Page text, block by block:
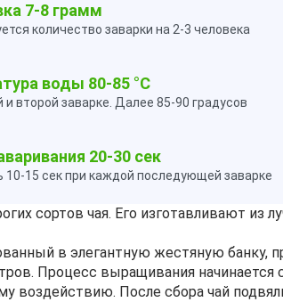
7-8 грамм
количество заварки на 2-3 человека
воды 80-85 °C
и второй заварке. Далее 85-90 градусов
20-30 сек
10-15 сек при каждой последующей заварке
сортов чая. Его изготавливают из
в элегантную жестяную банку,
Процесс выращивания
воздействию. После сбора чай